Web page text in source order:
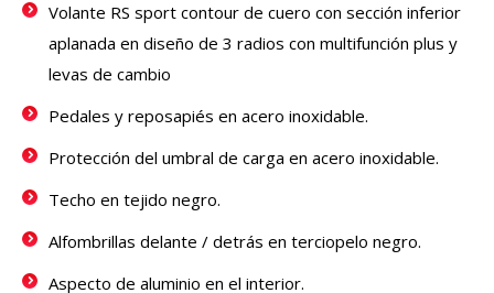
Volante RS sport contour de cuero con sección inferior
aplanada en diseño de 3 radios con multifunción plus y
levas de cambio
Pedales y reposapiés en acero inoxidable.
Protección del umbral de carga en acero inoxidable.
Techo en tejido negro.
Alfombrillas delante / detrás en terciopelo negro.
Aspecto de aluminio en el interior.